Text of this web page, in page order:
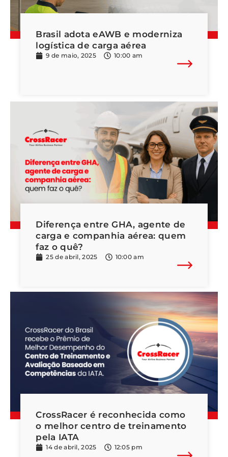
Brasil adota eAWB e moderniza
logística de carga aérea
9 de maio, 2025 10:00 am
Diferença entre GHA, agente de
carga e companhia aérea: quem
faz o quê?
25 de abril, 2025 10:00 am
CrossRacer é reconhecida como
o melhor centro de treinamento
pela IATA
14 de abril, 2025 12:05 pm